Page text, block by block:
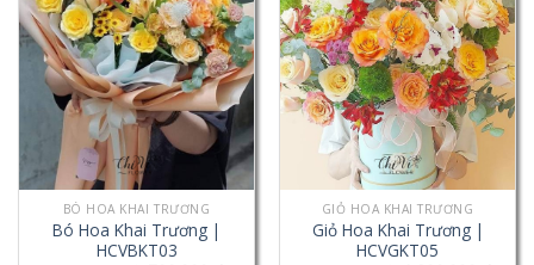
BÓ HOA KHAI TRƯƠNG
Bó Hoa Khai Trương |
HCVBKT03
GIỎ HOA KHAI TRƯƠNG
Giỏ Hoa Khai Trương |
HCVGKT05